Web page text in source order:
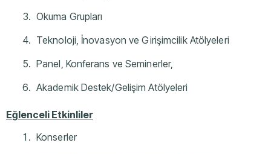
Okuma Grupları
Teknoloji, İnovasyon ve Girişimcilik Atölyeleri
Panel, Konferans ve Seminerler,
Akademik Destek/Gelişim Atölyeleri
Eğlenceli Etkinliler
Konserler